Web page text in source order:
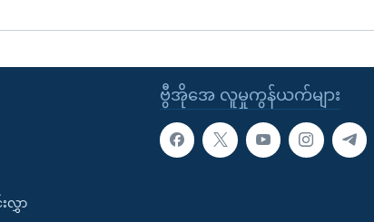
ဗွီအိုအေ လူမှုကွန်ယက်များ
လွှာ